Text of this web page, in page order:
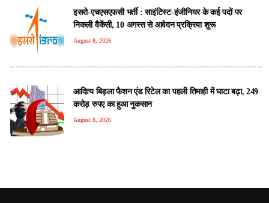
इसरो-एचएसएफसी भर्ती : साइंटिस्ट-इंजीनियर के कई पदों पर
निकली वैकेंसी, 10 अगस्त से आवेदन प्रक्रिया शुरू
August 8, 2026
आदित्य बिड़ला फैशन एंड रिटेल का पहली तिमाही में घाटा बढ़ा, 249
करोड़ रुपए का हुआ नुकसान
August 8, 2026